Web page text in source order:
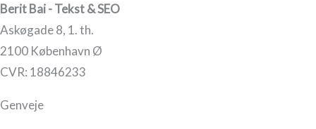
Berit Bai - Tekst & SEO
Askøgade 8, 1. th.
2100 København Ø
CVR: 18846233
Genveje